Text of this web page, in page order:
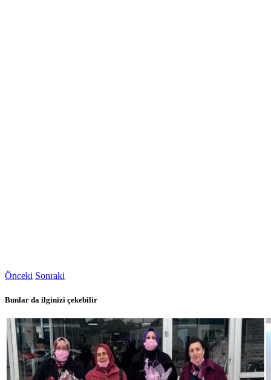
Önceki Sonraki
Bunlar da ilginizi çekebilir